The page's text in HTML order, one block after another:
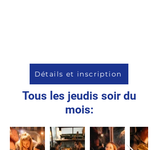
Détails et inscription
Tous les jeudis soir du
mois: